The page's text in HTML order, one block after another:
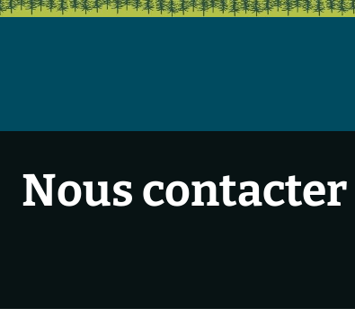
Nous contacter